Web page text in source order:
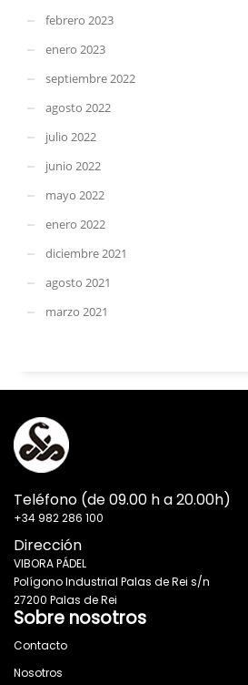
febrero 2023
enero 2023
septiembre 2022
agosto 2022
julio 2022
junio 2022
mayo 2022
enero 2022
diciembre 2021
agosto 2021
marzo 2021
Teléfono (de 09.00 h a 20.00h)
+34 982 286 100
Dirección
VIBORA PÁDEL
Polígono Industrial Palas de Rei s/n
27200 Palas de Rei
Sobre nosotros
Contacto
Nosotros